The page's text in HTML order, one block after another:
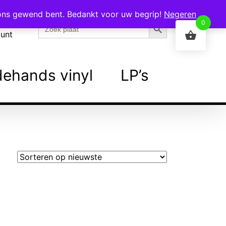
naar:
Zoekknop
vinyl LP’s
gewend bent. Bedankt voor uw begrip! Negeren
0